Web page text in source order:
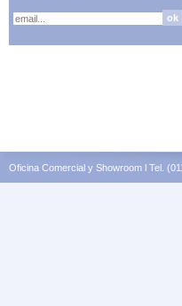
Oficina Comercial y Showroom l Tel.